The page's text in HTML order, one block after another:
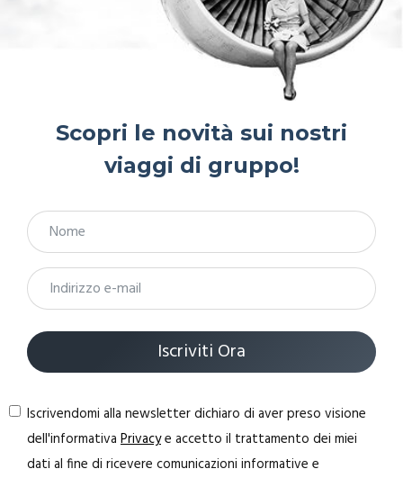
Scopri le novità sui nostri
viaggi di gruppo!
Iscriviti Ora
Iscrivendomi alla newsletter dichiaro di aver preso visione
dell'informativa Privacye accetto il trattamento dei miei
dati al fine di ricevere comunicazioni informative e